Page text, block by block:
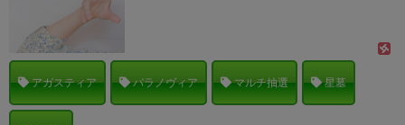
アガスティア パラノヴィア マルチ抽選 星墓